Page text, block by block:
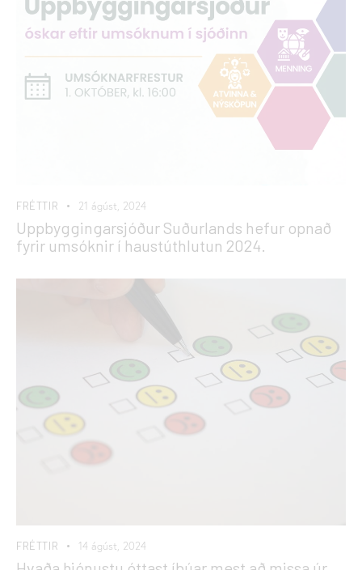
FRÉTTIR 21 ágúst, 2024
Uppbyggingarsjóður Suðurlands hefur opnað
fyrir umsóknir í haustúthlutun 2024.
FRÉTTIR 14 ágúst, 2024